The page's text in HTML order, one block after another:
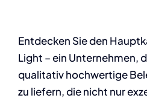
Entdecken Sie den
Light – ein Unternehmen,
qualitativ hochwertige
zu liefern, die nicht nur